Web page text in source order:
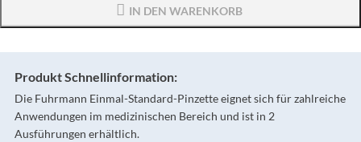
IN DEN WARENKORB
Produkt Schnellinformation:
Die Fuhrmann Einmal-Standard-Pinzette eignet sich für zahlreiche
Anwendungen im medizinischen Bereich und ist in 2
Ausführungen erhältlich.